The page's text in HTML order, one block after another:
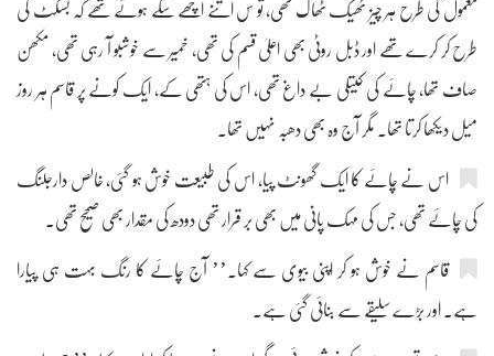
معمول کی طرح ہر چیز ٹھیک ٹھاک تھی، تو س اتنے اچھے سکے ہوئے تھے کہ بسکٹ کی
طرح کر کرے تھے اور ڈبل روٹی بھی اعلیٰ قسم کی تھی، خمیر سے خوشبو آ رہی تھی، مکھن
صاف تھا، چائے کی کیتلی بے داغ تھی، اس کی ہتھی کے، ایک کونے پر قاسم ہر روز
میل دیکھا کرتا تھا۔ مگر آج وہ بھی دھبہ نہیں تھا۔
اس نے چائے کا ایک گھونٹ پیا، اس کی طبیعت خوش ہو گئی، خالص دارجلنگ
کی چائے تھی، جس کی مہک پانی میں بھی بر قرار تھی دودھ کی مقدار بھی صحیح تھی۔
قاسم نے خوش ہو کر اپنی بیوی سے کہا۔’’ آج چائے کا رنگ بہت ہی پیارا
ہے۔ اور بڑے سلیقے سے بنائی گئی ہے۔